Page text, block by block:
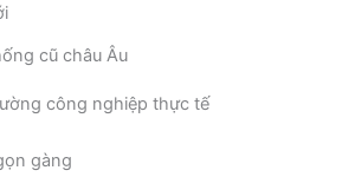
cũ châu Âu
công nghiệp thực tế
gàng